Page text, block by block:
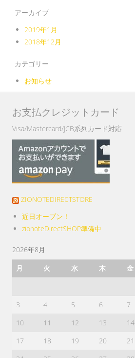
アーカイブ
2019年1月
2018年12月
カテゴリー
お知らせ
お支払クレジットカード
Visa/Mastercard/JCB系列カード対応
ZIONOTEDIRECTSTORE
近日オープン！
zionoteDirectSHOP準備中
2026年8月
月
火 水 木 金
3
4 5 6 7
10
11 12 13 14
17
18 19 20 21